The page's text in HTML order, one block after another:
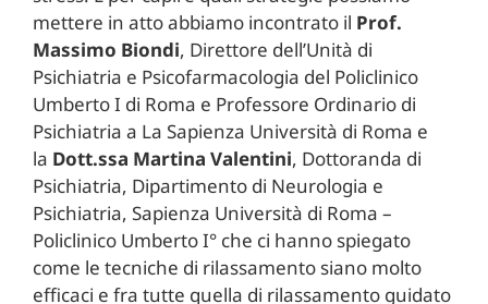
mettere in atto abbiamo incontrato il Prof.
Massimo Biondi, Direttore dell’Unità di
Psichiatria e Psicofarmacologia del Policlinico
Umberto I di Roma e Professore Ordinario di
Psichiatria a La Sapienza Università di Roma e
la Dott.ssa Martina Valentini, Dottoranda di
Psichiatria, Dipartimento di Neurologia e
Psichiatria, Sapienza Università di Roma –
Policlinico Umberto I° che ci hanno spiegato
come le tecniche di rilassamento siano molto
efficaci e fra tutte quella di rilassamento guidato